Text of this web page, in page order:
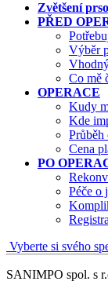
Zvětšení
PŘED
Výběr
Co mě
OPERACE
Kudy
Kde
Průběh
Cena
PO
Péče o
Vyberte si svého
SANIMPO spol. s